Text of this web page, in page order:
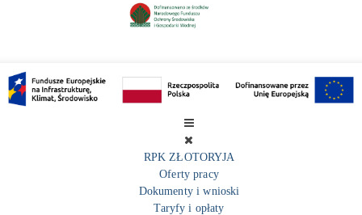
RPK ZŁOTORYJA
Oferty pracy
Dokumenty i wnioski
Taryfy i opłaty